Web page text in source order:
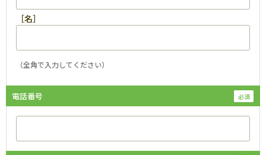
［名］
（全角で入力してください）
電話番号